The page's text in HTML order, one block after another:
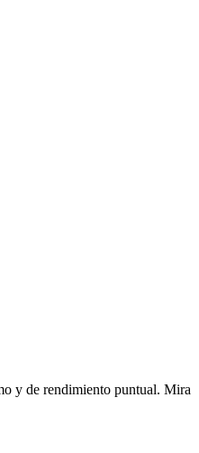
y de rendimiento puntual. Mira